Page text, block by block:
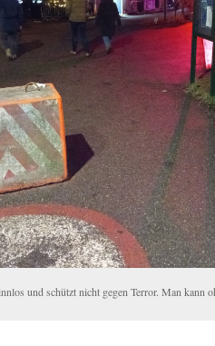
und schützt nicht gegen Terror. Man kann